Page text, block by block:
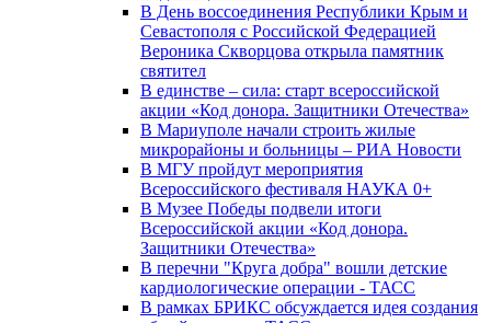
В День воссоединения Республики Крым и
Севастополя с Российской Федерацией
Вероника Скворцова открыла памятник
святител
В единстве – сила: старт всероссийской
акции «Код донора. Защитники Отечества»
В Мариуполе начали строить жилые
микрорайоны и больницы – РИА Новости
В МГУ пройдут мероприятия
Всероссийского фестиваля НАУКА 0+
В Музее Победы подвели итоги
Всероссийской акции «Код донора.
Защитники Отечества»
В перечни "Круга добра" вошли детские
кардиологические операции - ТАСС
В рамках БРИКС обсуждается идея создания